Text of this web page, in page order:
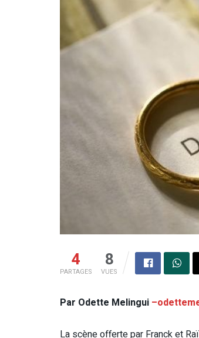
4
PARTAGES
8
VUES
Par Odette Melingui
La scène offerte par Franck et